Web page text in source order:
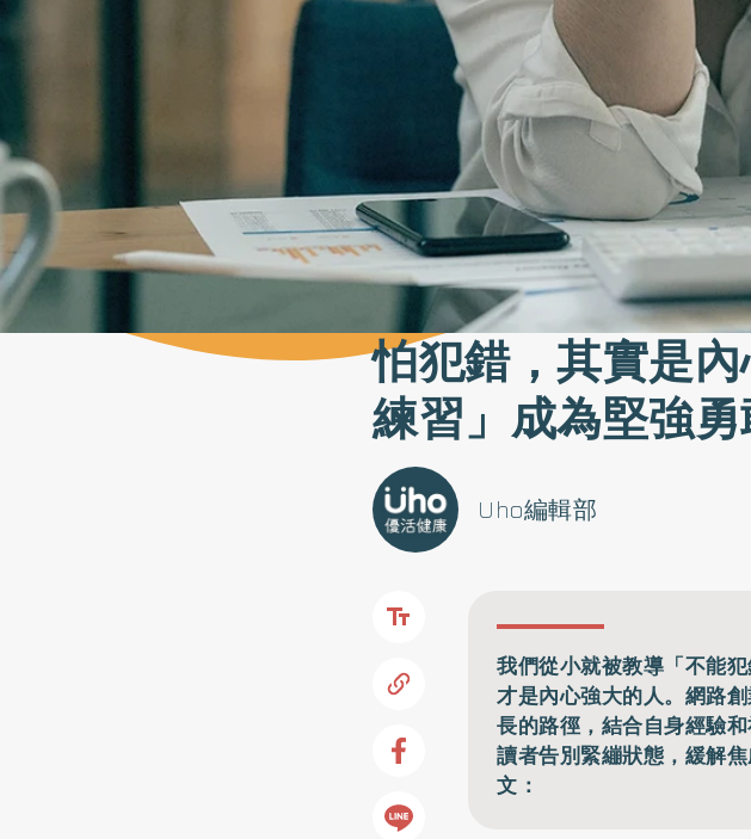
怕犯錯，其實是
練習」成為堅強
Uho編輯部
我們從小就被教導「不能
才是內心強大的人。網路
長的路徑，結合自身經驗
讀者告別緊繃狀態，緩解
文：